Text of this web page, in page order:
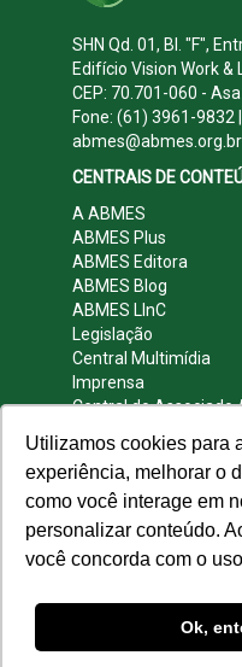
Utilizamos cookies para
experiência, melhorar o
como você interage em
personalizar conteúdo.
você concorda com o
Ok,
SHN Qd. 01, Bl. "F",
Edifício Vision Work &
CEP: 70.701-060 -
Fone: (61) 3961-9832
abmes@abmes.org.br
CENTRAIS DE
A ABMES
ABMES Plus
ABMES Editora
ABMES Blog
ABMES LInC
Legislação
Central Multimídia
Imprensa
Central do Associado
REDES SOCIAIS